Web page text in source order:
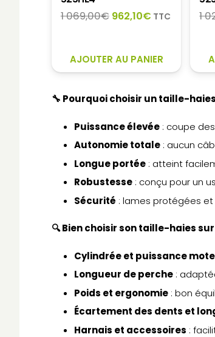
1 069,00€ Le
était :
1
962,10€Le
est :
962,10€.
TTC
AJOUTER AU PANIER
1
🔧 Pourquoi choisir un taille-
Puissance élevée : coupe
Autonomie totale : aucun
Longue portée : atteint
Robustesse : conçu pour un
Sécurité : lames protégées
🔍 Bien choisir son taille-haies
Cylindrée et puissance
Longueur de perche :
Poids et ergonomie : bon
Écartement des dents et
Harnais et accessoires :